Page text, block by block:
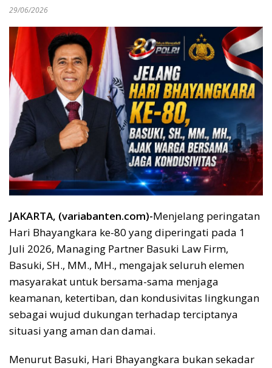
29/06/2026
JAKARTA, (variabanten.com)-Menjelang peringatan
Hari Bhayangkara ke-80 yang diperingati pada 1
Juli 2026, Managing Partner Basuki Law Firm,
Basuki, SH., MM., MH., mengajak seluruh elemen
masyarakat untuk bersama-sama menjaga
keamanan, ketertiban, dan kondusivitas lingkungan
sebagai wujud dukungan terhadap terciptanya
situasi yang aman dan damai.
Menurut Basuki, Hari Bhayangkara bukan sekadar